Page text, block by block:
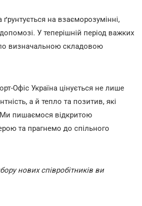
на взаєморозумінні,
У теперішній період важких
визначальною складовою
Офіс Україна цінується не лише
а й тепло та позитив, які
Ми пишаємося відкритою
та прагнемо до спільного
нових співробітників ви